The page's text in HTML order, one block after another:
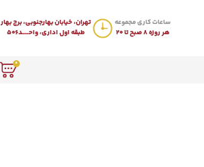
ساعات کاری مجموعه
هر روزه 8 صبح تا 20
تهران، خیابان بهارجنوبی، برج بهار
طبقه اول اداری، واحـــــد506
0